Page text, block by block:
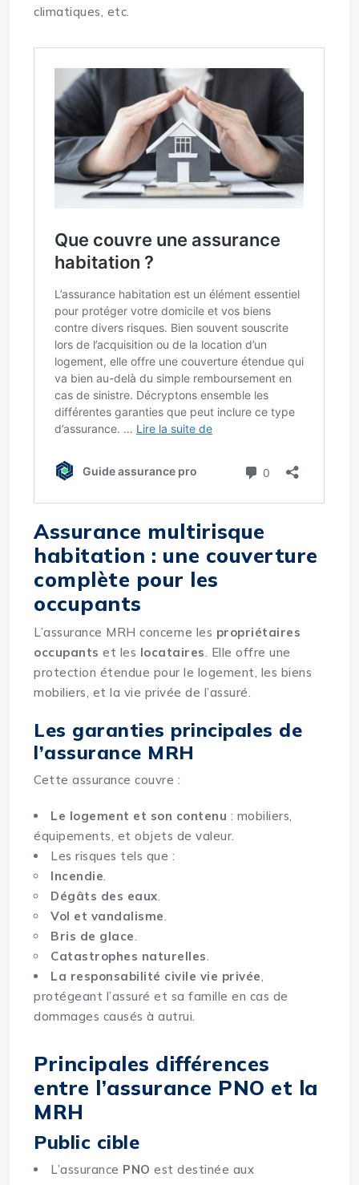
climatiques, etc.
Assurance multirisque
habitation : une couverture
complète pour les
occupants
L’assurance MRH concerne les propriétaires
occupants et les locataires. Elle offre une
protection étendue pour le logement, les biens
mobiliers, et la vie privée de l’assuré.
Les garanties principales de
l’assurance MRH
Cette assurance couvre :
Le logement et son contenu : mobiliers,
équipements, et objets de valeur.
Les risques tels que :
Incendie.
Dégâts des eaux.
Vol et vandalisme.
Bris de glace.
Catastrophes naturelles.
La responsabilité civile vie privée,
protégeant l’assuré et sa famille en cas de
dommages causés à autrui.
Principales différences
entre l’assurance PNO et la
MRH
Public cible
L’assurance PNO est destinée aux